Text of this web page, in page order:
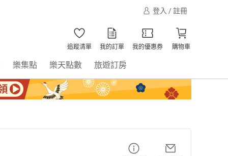
登入 / 註冊
追蹤清單 我的訂單 我的優惠券 購物車
樂集點 樂天點數 旅遊訂房